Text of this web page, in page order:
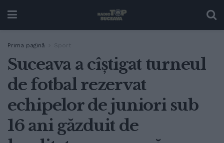
Prima pagină Sport
Suceava a cîștigat turneul
de fotbal rezervat
echipelor de juniori sub
16 ani găzduit de